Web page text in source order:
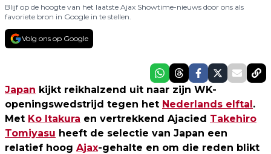
Blijf op de hoogte van het laatste Ajax Showtime-nieuws door ons als
favoriete bron in Google in te stellen.
Volg ons op Google
Japan kijkt reikhalzend uit naar zijn WK-
openingswedstrijd tegen het Nederlands elftal.
Met Ko Itakura en vertrekkend Ajacied Takehiro
Tomiyasu heeft de selectie van Japan een
relatief hoog Ajax-gehalte en om die reden blikt